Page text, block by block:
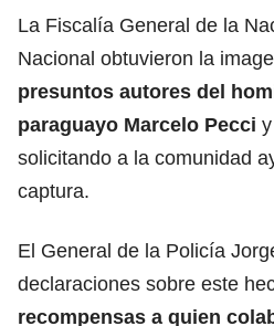
La Fiscalía General de la
Nacional obtuvieron la
presuntos autores del
paraguayo Marcelo Pecci
solicitando a la comunidad
captura.
El General de la Policía
declaraciones sobre este
recompensas a quien